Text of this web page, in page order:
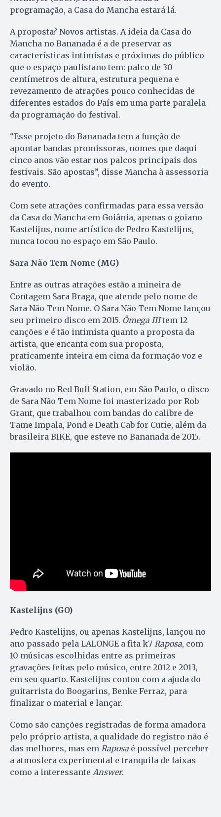
programação, a Casa do Mancha estará lá.
A proposta? Novos artistas. A ideia da Casa do
Mancha no Bananada é a de preservar as
características intimistas e próximas do público
que o espaço paulistano tem: palco de 30
centímetros de altura, estrutura pequena e
revezamento de atrações pouco conhecidas de
diferentes estados do País em uma parte paralela
da programação do festival.
“Esse projeto do Bananada tem a função de
apontar bandas promissoras, nomes que daqui
cinco anos vão estar nos palcos principais dos
festivais. São apostas”, disse Mancha à assessoria
do evento.
Com sete atrações confirmadas para essa versão
da Casa do Mancha em Goiânia, apenas o goiano
Kastelijns, nome artístico de Pedro Kastelijns,
nunca tocou no espaço em São Paulo.
Sara Não Tem Nome (MG)
Entre as outras atrações estão a mineira de
Contagem Sara Braga, que atende pelo nome de
Sara Não Tem Nome. O Sara Não Tem Nome lançou
seu primeiro disco em 2015. Ômega IIItem 12
canções e é tão intimista quanto a proposta da
artista, que encanta com sua proposta,
praticamente inteira em cima da formação voz e
violão.
Gravado no Red Bull Station, em São Paulo, o disco
de Sara Não Tem Nome foi masterizado por Rob
Grant, que trabalhou com bandas do calibre de
Tame Impala, Pond e Death Cab for Cutie, além da
brasileira BIKE, que esteve no Bananada de 2015.
Kastelijns (GO)
Pedro Kastelijns, ou apenas Kastelijns, lançou no
ano passado pela LALONGE a fita k7 Raposa, com
10 músicas escolhidas entre as primeiras
gravações feitas pelo músico, entre 2012 e 2013,
em seu quarto. Kastelijns contou com a ajuda do
guitarrista do Boogarins, Benke Ferraz, para
finalizar o material e lançar.
Como são canções registradas de forma amadora
pelo próprio artista, a qualidade do registro não é
das melhores, mas em Raposa é possível perceber
a atmosfera experimental e tranquila de faixas
como a interessante Answer.